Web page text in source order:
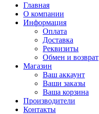
Главная
О компании
Информация
Оплата
Доставка
Реквизиты
Обмен и возврат
Магазин
Ваш аккаунт
Ваши заказы
Ваша корзина
Производители
Контакты